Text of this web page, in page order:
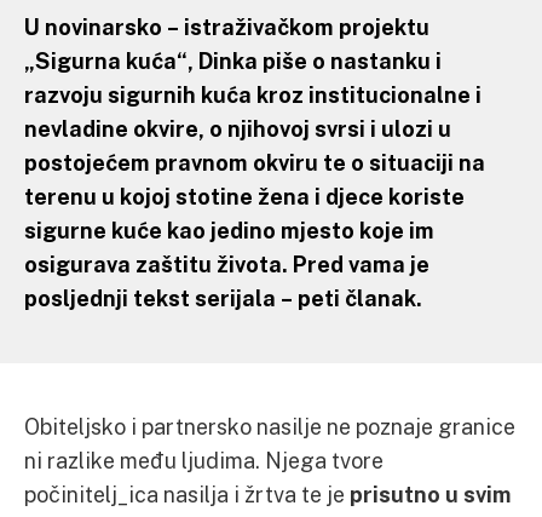
U novinarsko – istraživačkom projektu
„Sigurna kuća“, Dinka piše o nastanku i
razvoju sigurnih kuća kroz institucionalne i
nevladine okvire, o njihovoj svrsi i ulozi u
postojećem pravnom okviru te o situaciji na
terenu u kojoj stotine žena i djece koriste
sigurne kuće kao jedino mjesto koje im
osigurava zaštitu života. Pred vama je
posljednji tekst serijala – peti članak.
Obiteljsko i partnersko nasilje ne poznaje granice
ni razlike među ljudima. Njega tvore
počinitelj_ica nasilja i žrtva te je prisutno u svim